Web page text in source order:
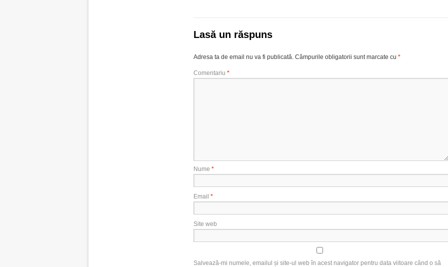
Lasă un răspuns
Adresa ta de email nu va fi publicată. Câmpurile obligatorii sunt marcate cu *
Comentariu *
Nume *
Email *
Site web
Salvează-mi numele, emailul și site-ul web în acest navigator pentru data viitoare când o să